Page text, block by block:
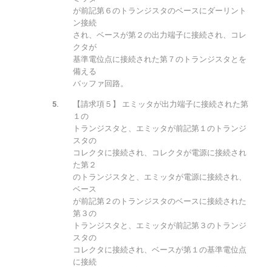
が前記第６のトランジスタのベースにダーリント
ン接続
され、ベースが第２の出力端子に接続され、コレ
クタが
基準電位点に接続された第７のトランジスタとを
備える
バッファ回路。
【請求項５】 エミッタが出力端子に接続された第
１の
トランジスタと、エミッタが前記第１のトランジ
スタの
コレクタに接続され、コレクタが電源に接続され
た第２
のトランジスタと、エミッタが電源に接続され、
ベース
が前記第２のトランジスタのベースに接続された
第３の
トランジスタと、エミッタが前記第３のトランジ
スタの
コレクタに接続され、ベースが第１の基準電位点
に接続